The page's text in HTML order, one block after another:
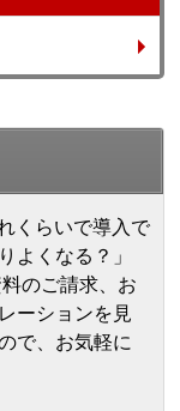
くらいで導入で
よくなる？」
のご請求、お
ーションを見
で、お気軽に